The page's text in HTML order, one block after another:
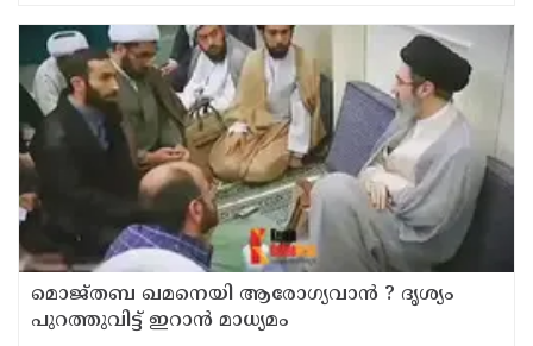
മൊജ്തബ ഖമനെയി ആരോഗ്യവാന്‍ ? ദൃശ്യം
പുറത്തുവിട്ട് ഇറാന്‍ മാധ്യമം